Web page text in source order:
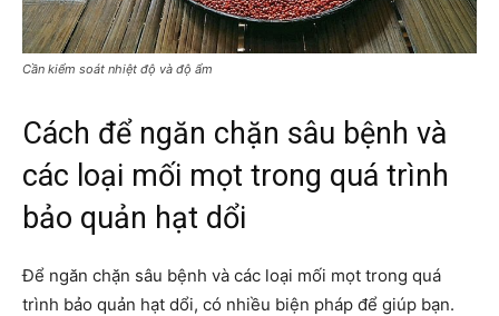
Cần kiểm soát nhiệt độ và độ ẩm
Cách để ngăn chặn sâu bệnh và
các loại mối mọt trong quá trình
bảo quản hạt dổi
Để ngăn chặn sâu bệnh và các loại mối mọt trong quá
trình bảo quản hạt dổi, có nhiều biện pháp để giúp bạn.